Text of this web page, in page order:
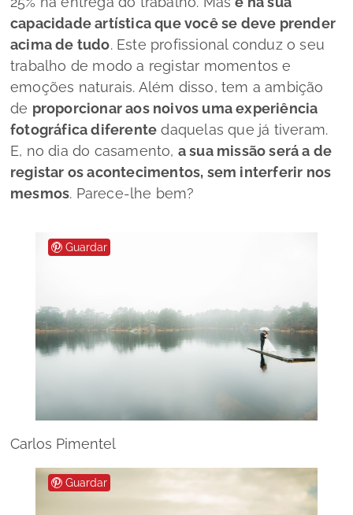
capacidade artística que você se deve prender
acima de tudo. Este profissional conduz o seu
trabalho de modo a registar momentos e
emoções naturais. Além disso, tem a ambição
de proporcionar aos noivos uma experiência
fotográfica diferente daquelas que já tiveram.
E, no dia do casamento, a sua missão será a de
registar os acontecimentos, sem interferir nos
mesmos. Parece-lhe bem?
Guardar
Carlos Pimentel
Guardar